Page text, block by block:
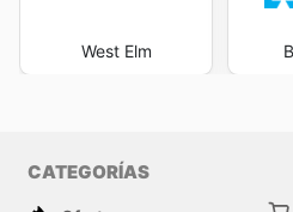
West Elm
CATEGORÍAS